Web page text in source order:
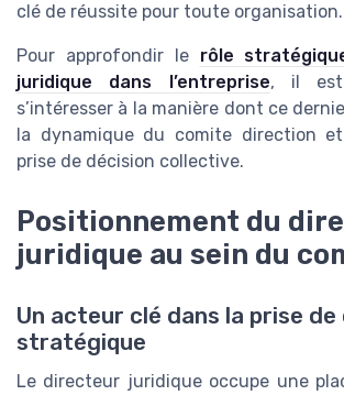
clé de réussite pour toute organisation.
Pour approfondir le rôle
juridique dans l’entreprise, il est
s’intéresser à la manière dont ce
la dynamique du comite direction
prise de décision collective.
Positionnement du
juridique au sein du
Un acteur clé dans la prise de
stratégique
Le directeur juridique occupe une